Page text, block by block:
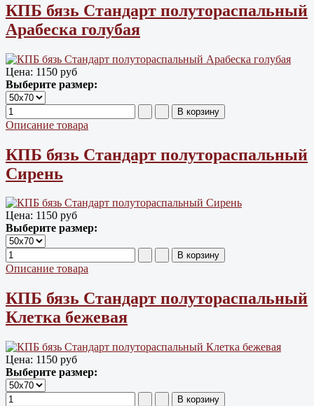
КПБ бязь Cтандарт полутораспальный
Арабеска голубая
Цена: 1150 руб
Выберите размер:
Описание товара
КПБ бязь Cтандарт полутораспальный
Сирень
Цена: 1150 руб
Выберите размер:
Описание товара
КПБ бязь Cтандарт полутораспальный
Клетка бежевая
Цена: 1150 руб
Выберите размер: